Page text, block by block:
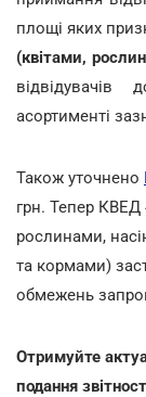
площі яких
(квітами,
асортименті
Також уточнено
грн. Тепер КВЕД
рослинами,
та кормами)
обмежень
Отримуйте
подання